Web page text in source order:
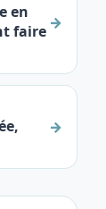
en
faire →
→